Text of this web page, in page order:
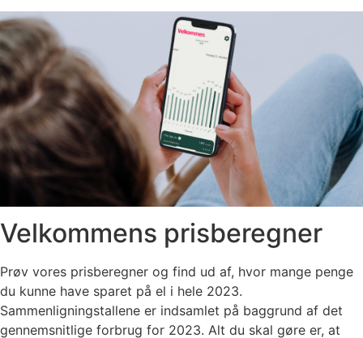
Velkommens prisberegner
Prøv vores prisberegner og find ud af, hvor mange penge
du kunne have sparet på el i hele 2023.
Sammenligningstallene er indsamlet på baggrund af det
gennemsnitlige forbrug for 2023. Alt du skal gøre er, at